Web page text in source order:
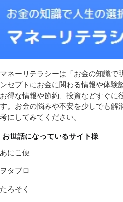
マネーリテラシーは「お金の知識で
ンセプトにお金に関わる情報や体験
お得な情報や節約、投資などすぐに
す。お金の悩みや不安を少しでも解
考にしてみてください。
お世話になっているサイト様
あにこ便
ヲタブロ
たろそく